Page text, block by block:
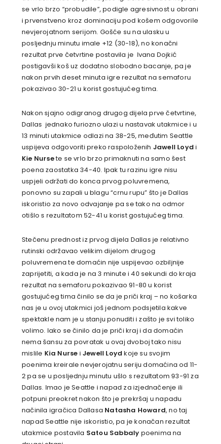
se vrlo brzo “probudile”, podigle agresivnost u obrani
i prvenstveno kroz dominaciju pod košem odgovorile
nevjerojatnom serijom. Gošće su na ulasku u
posljednju minutu imale +12 (30-18), no konačni
rezultat prve četvrtine postavila je Ivana Dojkić
postigavši koš uz dodatno slobodno bacanje, pa je
nakon prvih deset minuta igre rezultat na semaforu
pokazivao 30-21 u korist gostujućeg tima.
Nakon sjajno odigranog drugog dijela prve četvrtine,
Dallas jednako furiozno ulazi u nastavak utakmice i u
13 minuti utakmice odlazi na 38-25, međutim Seattle
uspijeva odgovoriti preko raspoloženih Jawell Loyd i
Kie Nursete se vrlo brzo primaknuti na samo šest
poena zaostatka 34-40. Ipak tu razinu igre nisu
uspjeli održati do konca prvog poluvremena,
ponovno su zapali u blagu “crnu rupu” što je Dallas
iskoristio za novo odvajanje pa se tako na odmor
otišlo s rezultatom 52-41 u korist gostujućeg tima.
Stečenu prednost iz prvog dijela Dallas je relativno
rutinski održavao velikim dijelom drugog
poluvremena te domaćin nije uspijevao ozbiljnije
zaprijetiti, a kada je na 3 minute i 40 sekundi do kraja
rezultat na semaforu pokazivao 91-80 u korist
gostujućeg tima činilo se da je priči kraj – no košarka
nas je u ovoj utakmici još jednom podsjetila kakve
spektakle nam je u stanju ponuditi i zašto je svi toliko
volimo. Iako se činilo da je priči kraj i da domaćin
nema šansu za povratak u ovaj dvoboj tako nisu
mislile Kia Nurse i Jewell Loyd koje su svojim
poenima kreirale nevjerojatnu seriju domaćina od 11-
2 pa se u posljednju minutu ušlo s rezultatom 93-91 za
Dallas. Imao je Seattle i napad za izjednačenje ili
potpuni preokret nakon što je prekršaj u napadu
načinila igračica Dallasa Natasha Howard, no taj
napad Seattle nije iskoristio, pa je konačan rezultat
utakmice postavila Satou Sabbaly poenima na